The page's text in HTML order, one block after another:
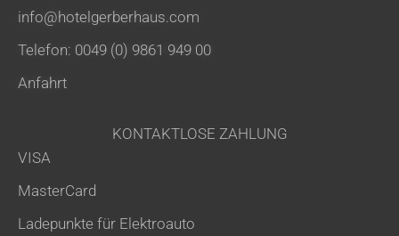
info@hotelgerberhaus.com
Telefon: 0049 (0) 9861 949 00
Anfahrt
KONTAKTLOSE ZAHLUNG
VISA
MasterCard
Ladepunkte für Elektroauto